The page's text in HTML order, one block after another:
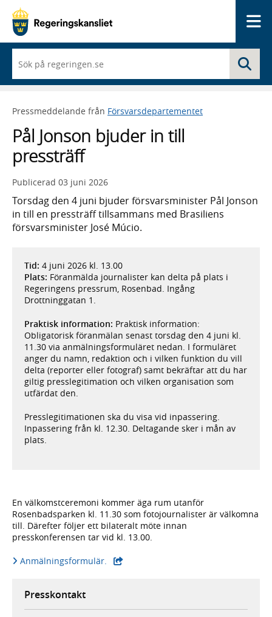
du
börjar
skriva
framträder
lista
med
sökförslag
Pressmeddelande från Försvarsdepartementet
Pål Jonson bjuder in till
pressträff
Publicerad 03 juni 2026
Torsdag den 4 juni bjuder försvarsminister Pål Jonson
in till en pressträff tillsammans med Brasiliens
försvarsminister José Múcio.
Tid: 4 juni 2026 kl. 13.00
Plats: Föranmälda journalister kan delta på plats i
Regeringens pressrum, Rosenbad. Ingång
Drottninggatan 1.
Praktisk information: Praktisk information:
Obligatorisk föranmälan senast torsdag den 4 juni kl.
11.30 via anmälningsformuläret nedan. I formuläret
anger du namn, redaktion och i vilken funktion du vill
delta (reporter eller fotograf) samt bekräftar att du har
giltig presslegitimation och vilken organisation som
utfärdat den.
Presslegitimationen ska du visa vid inpassering.
Inpassering från kl. 12.30. Deltagande sker i mån av
plats.
En välkomstceremoni kommer äga rum utanför
Rosenbadsparken kl. 11.30 som fotojournalister är välkomna
till. Därefter följer ett bilateralt möte innan
presskonferensen tar vid kl. 13.00.
Anmälningsformulär.- extern webbplats,
Presskontakt